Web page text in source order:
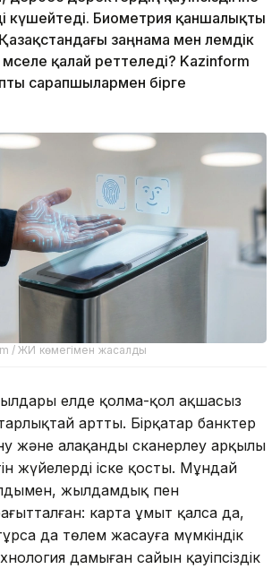
күшейтеді. Биометрия қаншалықты
заңнама мен әлемдік
қалай реттеледі? Kazinform
сарапшылармен бірге
/ ЖИ көмегімен жасалды
елде қолма-қол ақшасыз
артты. Бірқатар банктер
және алақанды сканерлеу арқылы
жүйелерді іске қосты. Мұндай
жылдамдық пен
карта ұмыт қалса да,
да төлем жасауға мүмкіндік
дамыған сайын қауіпсіздік